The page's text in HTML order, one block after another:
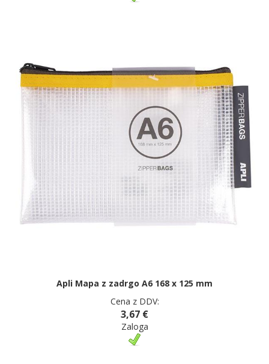
Apli Mapa z zadrgo A6 168 x 125 mm
Cena z DDV:
3,67 €
Zaloga